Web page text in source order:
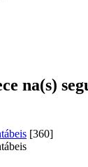
na(s)
[360]